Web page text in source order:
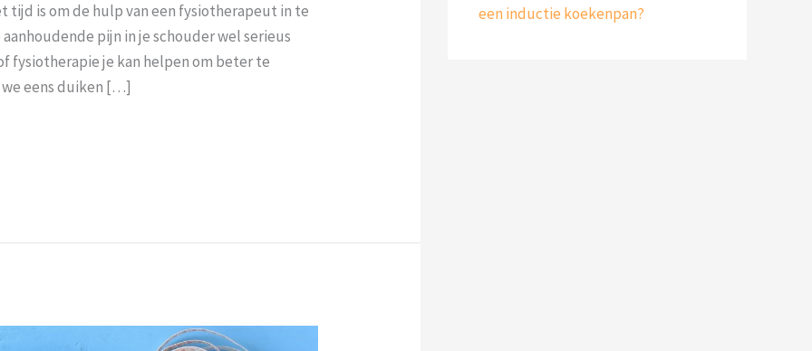
tijd is om de hulp van een fysiotherapeut in te
pijn in je schouder wel serieus
fysiotherapie je kan helpen om beter te
eens duiken […]
een inductie koekenpan?